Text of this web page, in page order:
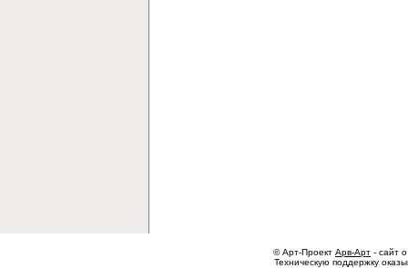
© Арт-Проект Арв-Арт - сайт
Техническую поддержку